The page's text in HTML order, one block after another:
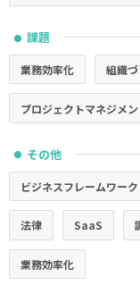
● 課題
業務効率化 組織づ
プロジェクトマネジメン
● その他
ビジネスフレームワーク
法律 SaaS
業務効率化